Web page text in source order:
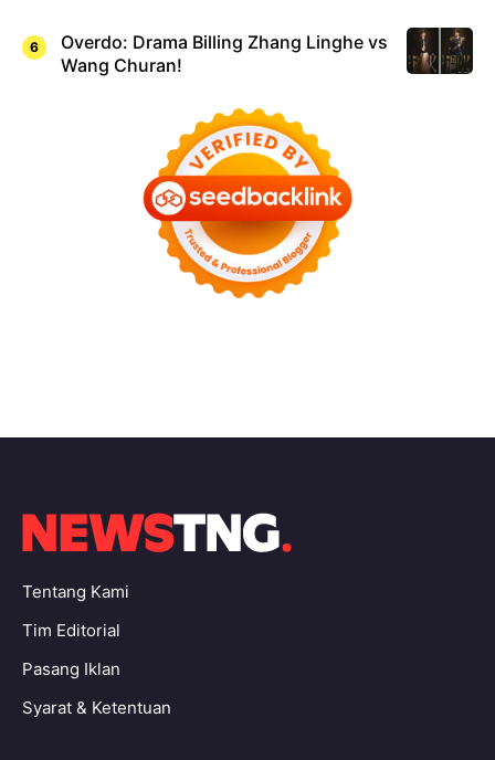
Overdo: Drama Billing Zhang Linghe vs
Wang Churan!
Tentang Kami
Tim Editorial
Pasang Iklan
Syarat & Ketentuan